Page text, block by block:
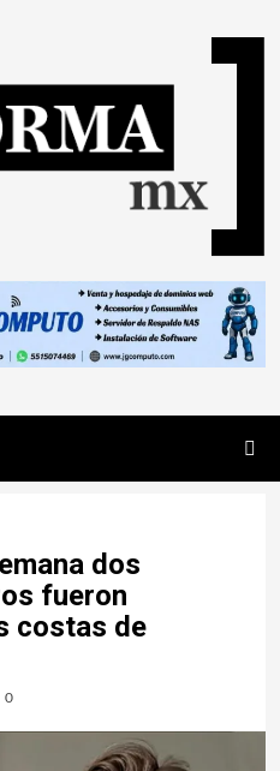
dos
fueron
costas de
0